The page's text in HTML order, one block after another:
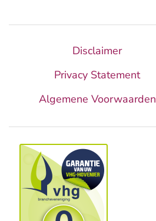
Disclaimer
Privacy Statement
Algemene Voorwaarden